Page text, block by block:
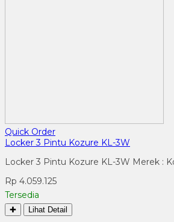
Quick Order
Locker 3 Pintu Kozure KL-3W
Locker 3 Pintu Kozure KL-3W Merek :
Rp 4.059.125
Tersedia
✚ Lihat Detail